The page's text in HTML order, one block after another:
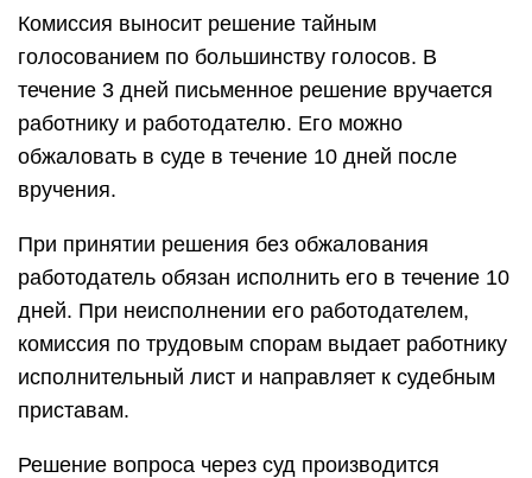
Комиссия выносит решение тайным
голосованием по большинству голосов. В
течение 3 дней письменное решение вручается
работнику и работодателю. Его можно
обжаловать в суде в течение 10 дней после
вручения.
При принятии решения без обжалования
работодатель обязан исполнить его в течение 10
дней. При неисполнении его работодателем,
комиссия по трудовым спорам выдает работнику
исполнительный лист и направляет к судебным
приставам.
Решение вопроса через суд производится